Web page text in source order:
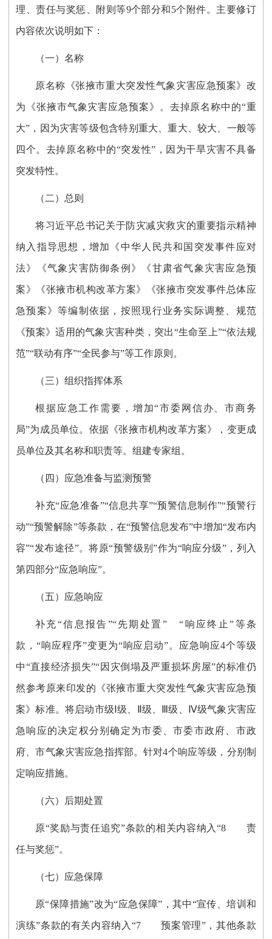
理、责任与奖惩、附则等9个部分和5个附件。主要修订
内容依次说明如下：
（一）名称
原名称《张掖市重大突发性气象灾害应急预案》改
为《张掖市气象灾害应急预案》。去掉原名称中的“重
大”，因为灾害等级包含特别重大、重大、较大、一般等
四个。去掉原名称中的“突发性”，因为干旱灾害不具备
突发特性。
（二）总则
将习近平总书记关于防灾减灾救灾的重要指示精神
纳入指导思想，增加《中华人民共和国突发事件应对
法》《气象灾害防御条例》《甘肃省气象灾害应急预
案》《张掖市机构改革方案》《张掖市突发事件总体应
急预案》等编制依据，按照现行业务实际调整、规范
《预案》适用的气象灾害种类，突出“生命至上”“依法规
范”“联动有序”“全民参与”等工作原则。
（三）组织指挥体系
根据应急工作需要，增加“市委网信办、市商务
局”为成员单位。依据《张掖市机构改革方案》，变更成
员单位及其名称和职责等。组建专家组。
（四）应急准备与监测预警
补充“应急准备”“信息共享”“预警信息制作”“预警行
动”“预警解除”等条款，在“预警信息发布”中增加“发布内
容”“发布途径”。将原“预警级别”作为“响应分级”，列入
第四部分“应急响应”。
（五）应急响应
补充“信息报告”“先期处置” “响应终止”等条
款，“响应程序”变更为“响应启动”。应急响应4个等级
中“直接经济损失”“因灾倒塌及严重损坏房屋”的标准仍
然参考原来印发的《张掖市重大突发性气象灾害应急预
案》标准。将启动市级Ⅰ级、Ⅱ级、Ⅲ级、Ⅳ级气象灾害应
急响应的决定权分别确定为市委、市委市政府、市政
府、市气象灾害应急指挥部。针对4个响应等级，分别制
定响应措施。
（六）后期处置
原“奖励与责任追究”条款的相关内容纳入“8 责
任与奖惩”。
（七）应急保障
原“保障措施”改为“应急保障”，其中“宣传、培训和
演练”条款的有关内容纳入“7 预案管理”，其他条款